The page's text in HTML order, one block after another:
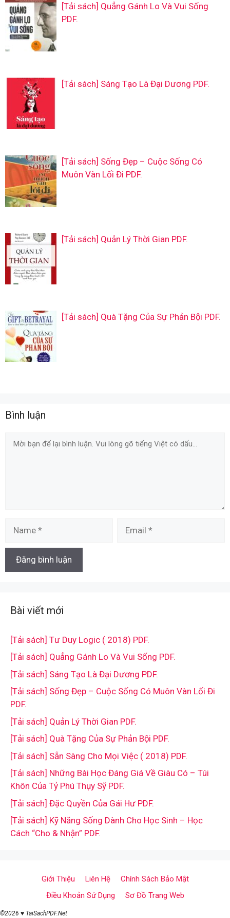
[Tải sách] Quẳng Gánh Lo Và Vui Sống
PDF.
[Tải sách] Sáng Tạo Là Đại Dương PDF.
[Tải sách] Sống Đẹp – Cuộc Sống Có
Muôn Vàn Lối Đi PDF.
[Tải sách] Quản Lý Thời Gian PDF.
[Tải sách] Quà Tặng Của Sự Phản Bội PDF.
Bình luận
Comment
Bài viết mới
[Tải sách] Tư Duy Logic ( 2018) PDF.
[Tải sách] Quẳng Gánh Lo Và Vui Sống PDF.
[Tải sách] Sáng Tạo Là Đại Dương PDF.
[Tải sách] Sống Đẹp – Cuộc Sống Có Muôn Vàn Lối Đi
PDF.
[Tải sách] Quản Lý Thời Gian PDF.
[Tải sách] Quà Tặng Của Sự Phản Bội PDF.
[Tải sách] Sẵn Sàng Cho Mọi Việc ( 2018) PDF.
[Tải sách] Những Bài Học Đáng Giá Về Giàu Có – Túi
Khôn Của Tỷ Phú Thụy Sỹ PDF.
[Tải sách] Đặc Quyền Của Gái Hư PDF.
[Tải sách] Kỹ Năng Sống Dành Cho Học Sinh – Học
Cách “Cho & Nhận” PDF.
Giới Thiệu Liên Hệ
Chính Sách Bảo Mật
Điều Khoản Sử Dụng
Sơ Đồ Trang Web
©2026 ♥ TaiSachPDF.Net